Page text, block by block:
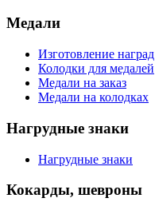
Медали
Изготовление наград
Колодки для медалей
Медали на заказ
Медали на колодках
Нагрудные знаки
Нагрудные знаки
Кокарды, шевроны